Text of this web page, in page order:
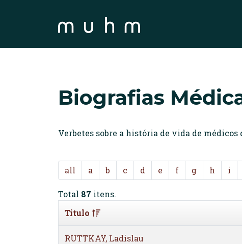
Biografias
Verbetes sobre a história de vida de
all a b c d e f g h i
Total 87 itens.
Titulo
RUTTKAY, Ladislau